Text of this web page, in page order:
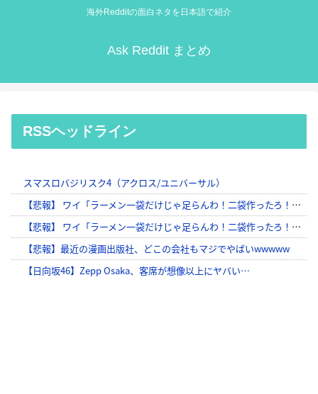
海外Redditの面白ネタを日本語で紹介
Ask Reddit まとめ
RSSヘッドライン